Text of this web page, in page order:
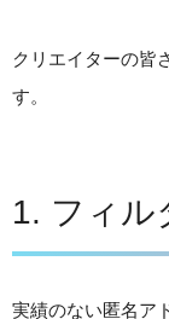
クリエイターの皆
す。
1. フィル
実績のない匿名ア